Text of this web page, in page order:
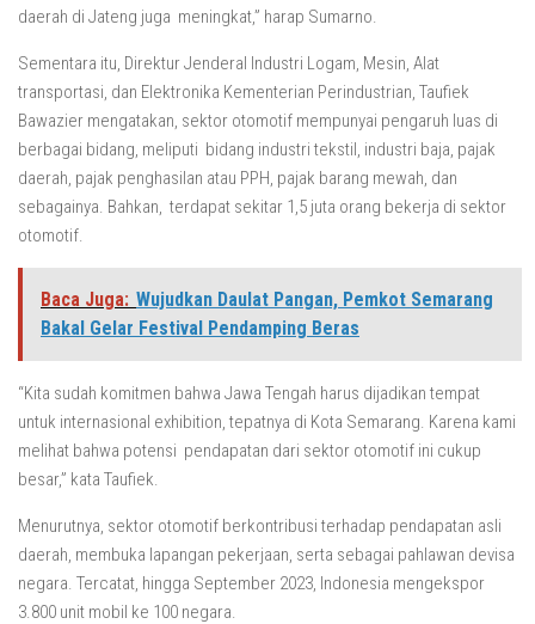
daerah di Jateng juga meningkat,” harap Sumarno.
Sementara itu, Direktur Jenderal Industri Logam, Mesin, Alat
transportasi, dan Elektronika Kementerian Perindustrian, Taufiek
Bawazier mengatakan, sektor otomotif mempunyai pengaruh luas di
berbagai bidang, meliputi bidang industri tekstil, industri baja, pajak
daerah, pajak penghasilan atau PPH, pajak barang mewah, dan
sebagainya. Bahkan, terdapat sekitar 1,5 juta orang bekerja di sektor
otomotif.
Baca Juga: Wujudkan Daulat Pangan, Pemkot Semarang
Bakal Gelar Festival Pendamping Beras
“Kita sudah komitmen bahwa Jawa Tengah harus dijadikan tempat
untuk internasional exhibition, tepatnya di Kota Semarang. Karena kami
melihat bahwa potensi pendapatan dari sektor otomotif ini cukup
besar,” kata Taufiek.
Menurutnya, sektor otomotif berkontribusi terhadap pendapatan asli
daerah, membuka lapangan pekerjaan, serta sebagai pahlawan devisa
negara. Tercatat, hingga September 2023, Indonesia mengekspor
3.800 unit mobil ke 100 negara.